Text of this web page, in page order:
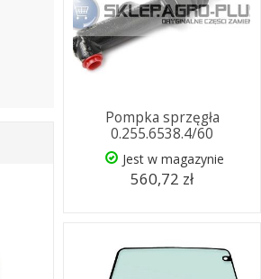
Pompka sprzęgła
0.255.6538.4/60
Jest w magazynie
560,72 zł